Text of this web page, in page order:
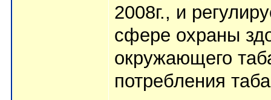
2008г., и
сфере охраны
окружающего
потребления